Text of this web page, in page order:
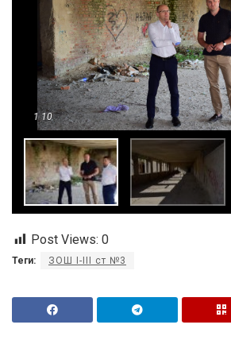
110
Post Views: 0
Теги: ЗОШ І-ІІІ ст №3